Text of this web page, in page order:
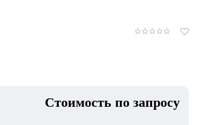
Стоимость по запросу